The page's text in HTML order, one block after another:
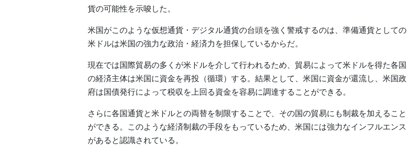
貨の可能性を示唆した。
米国がこのような仮想通貨・デジタル通貨の台頭を強く警戒するのは、準備通貨としての
米ドルは米国の強力な政治・経済力を担保しているからだ。
現在では国際貿易の多くが米ドルを介して行われるため、貿易によって米ドルを得た各国
の経済主体は米国に資金を再投（循環）する。結果として、米国に資金が還流し、米国政
府は国債発行によって税収を上回る資金を容易に調達することができる。
さらに各国通貨と米ドルとの両替を制限することで、その国の貿易にも制裁を加えること
ができる。このような経済制裁の手段をもっているため、米国には強力なインフルエンス
があると認識されている。